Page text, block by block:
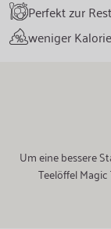
Perfekt zur
weniger
Um eine bessere
Teelöffel